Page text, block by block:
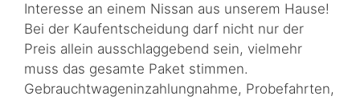
Interesse an einem Nissan aus unserem Hause!
Bei der Kaufentscheidung darf nicht nur der
Preis allein ausschlaggebend sein, vielmehr
muss das gesamte Paket stimmen.
Gebrauchtwageninzahlungnahme, Probefahrten,